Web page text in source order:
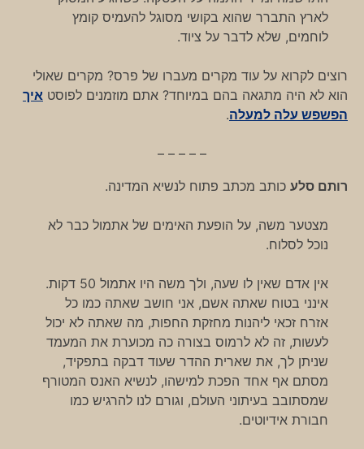
לארץ התברר שהוא בקושי מסוגל להעמיס קומץ
לוחמים, שלא לדבר על ציוד.
רוצים לקרוא על עוד מקרים מעברו של פרס? מקרים שאולי
הוא לא היה מתגאה בהם במיוחד? אתם מוזמנים לפוסט איך
הפשפש עלה למעלה.
– – – – –
רותם סלע כותב מכתב פתוח לנשיא המדינה.
מצטער משה, על הופעת האימים של אתמול כבר לא
נוכל לסלוח.
אין אדם שאין לו שעה, ולך משה היו אתמול 50 דקות.
אינני בטוח שאתה אשם, אני חושב שאתה כמו כל
אזרח זכאי ליהנות מחזקת החפות, מה שאתה לא יכול
לעשות, זה לא לרמוס בצורה כה מכוערת את המעמד
שניתן לך, את שארית ההדר שעוד דבקה בתפקיד,
מסתם אף אחד הפכת למישהו, לנשיא האנס המטורף
שמסתובב בעיתוני העולם, וגורם לנו להרגיש כמו
חבורת אידיוטים.